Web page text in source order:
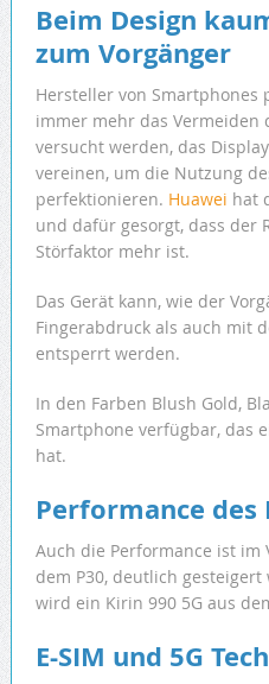
Beim Design
zum Vorgänger
Hersteller von
immer mehr das Vermeiden
versucht werden, das
vereinen, um die Nutzung
perfektionieren. Huawei hat
und dafür gesorgt, dass der
Störfaktor mehr ist.
Das Gerät kann, wie der
Fingerabdruck als auch mit
entsperrt werden.
In den Farben Blush Gold,
Smartphone verfügbar, das
hat.
Performance des
Auch die Performance ist im
dem P30, deutlich
wird ein Kirin 990 5G aus
E-SIM und 5G